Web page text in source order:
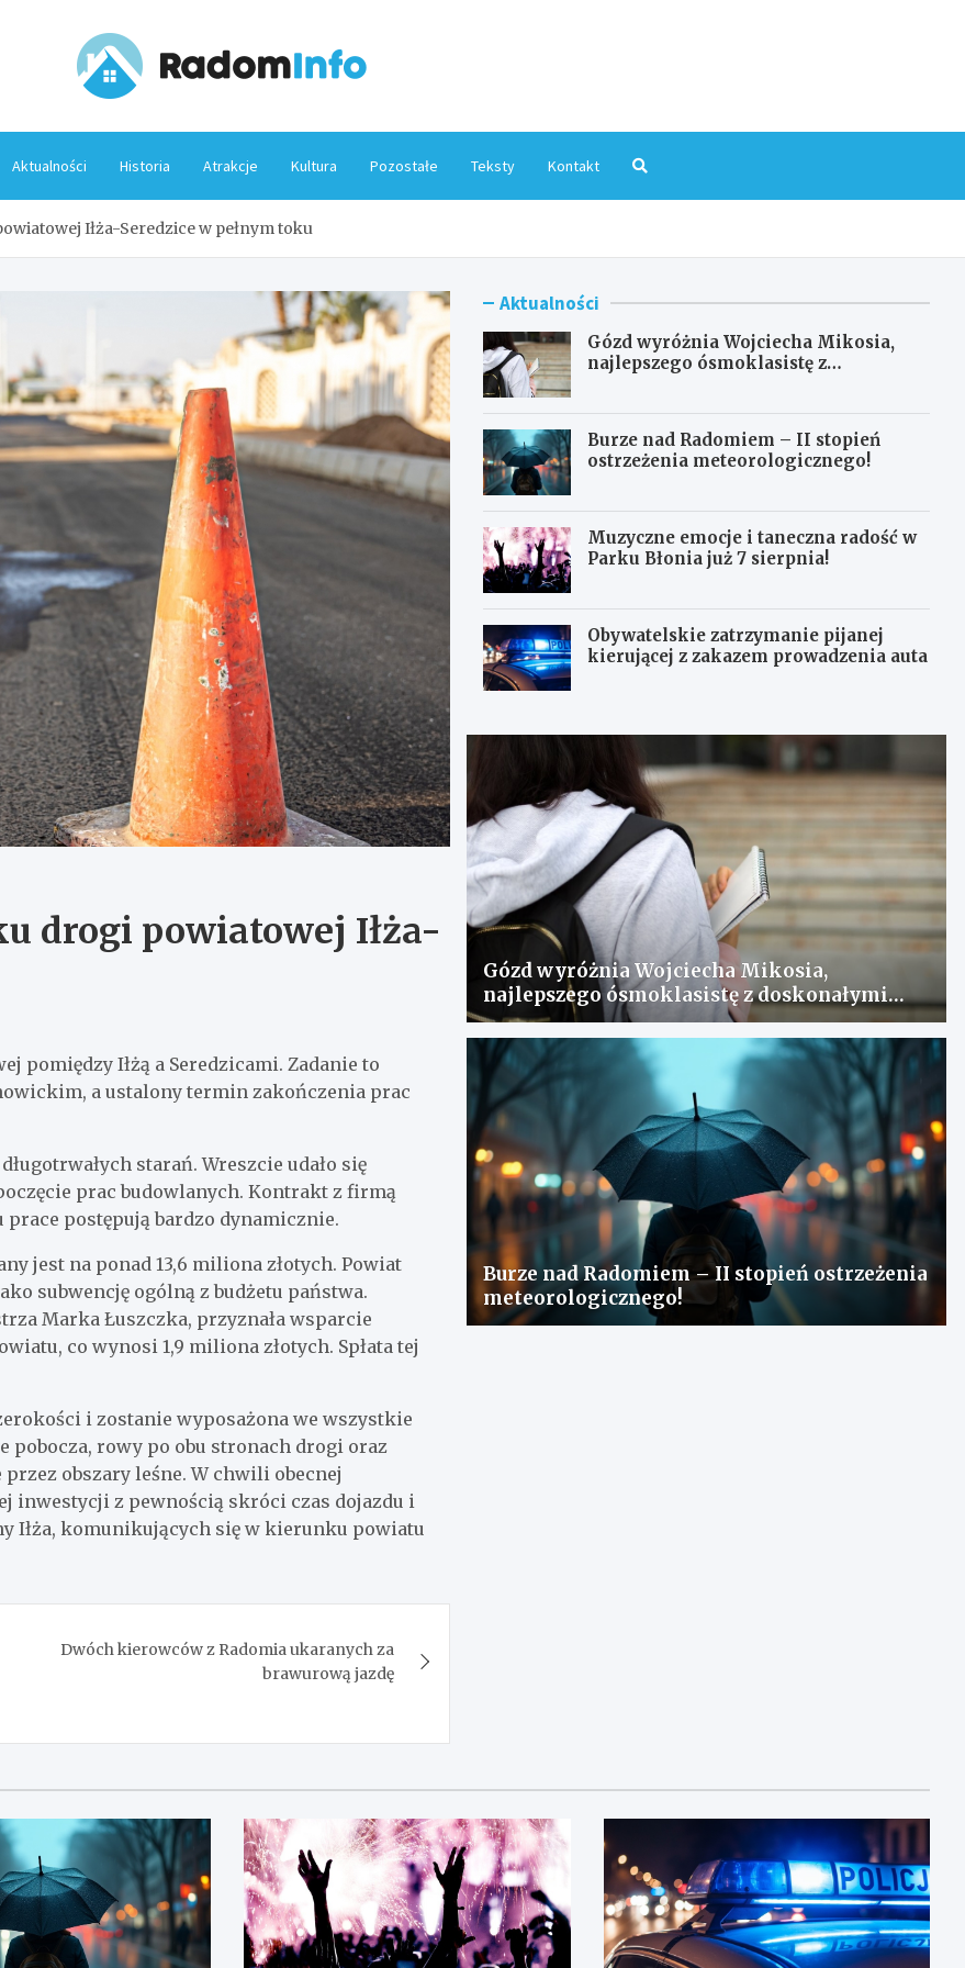
Aktualności Historia Atrakcje Kultura Pozostałe Teksty Kontakt
Iłża-Seredzice w pełnym toku
drogi powiatowej Iłża-
pomiędzy Iłżą a Seredzicami. Zadanie to
a ustalony termin zakończenia prac
starań. Wreszcie udało się
prac budowlanych. Kontrakt z firmą
postępują bardzo dynamicznie.
jest na ponad 13,6 miliona złotych. Powiat
subwencję ogólną z budżetu państwa.
Marka Łuszczka, przyznała wsparcie
co wynosi 1,9 miliona złotych. Spłata tej
i zostanie wyposażona we wszystkie
pobocza, rowy po obu stronach drogi oraz
obszary leśne. W chwili obecnej
inwestycji z pewnością skróci czas dojazdu i
Iłża, komunikujących się w kierunku powiatu
Dwóch kierowców z Radomia ukaranych za
brawurową jazdę
Aktualności
Gózd wyróżnia Wojciecha Mikosia,
najlepszego ósmoklasistę z
Burze nad Radomiem – II stopień
ostrzeżenia meteorologicznego!
Muzyczne emocje i taneczna radość w
Parku Błonia już 7 sierpnia!
Obywatelskie zatrzymanie pijanej
kierującej z zakazem prowadzenia auta
Gózd wyróżnia Wojciecha Mikosia,
najlepszego ósmoklasistę z doskonałymi
wynikami!
Burze nad Radomiem – II stopień ostrzeżenia
meteorologicznego!